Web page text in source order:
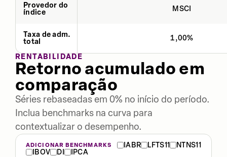
Provedor do
índice
MSCI
Taxa de adm.
total
1,00%
RENTABILIDADE
Retorno acumulado em
comparação
Séries rebaseadas em 0% no início do período.
Inclua benchmarks na curva para
contextualizar o desempenho.
ADICIONAR BENCHMARKS IABR LFTS11
NTNS11
IBOV
DI
IPCA